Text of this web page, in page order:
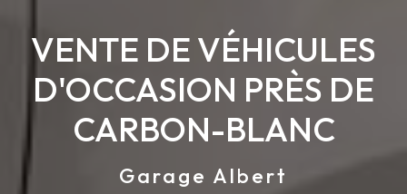
VENTE DE VÉHICULES
D'OCCASION PRÈS DE
CARBON-BLANC
Garage Albert